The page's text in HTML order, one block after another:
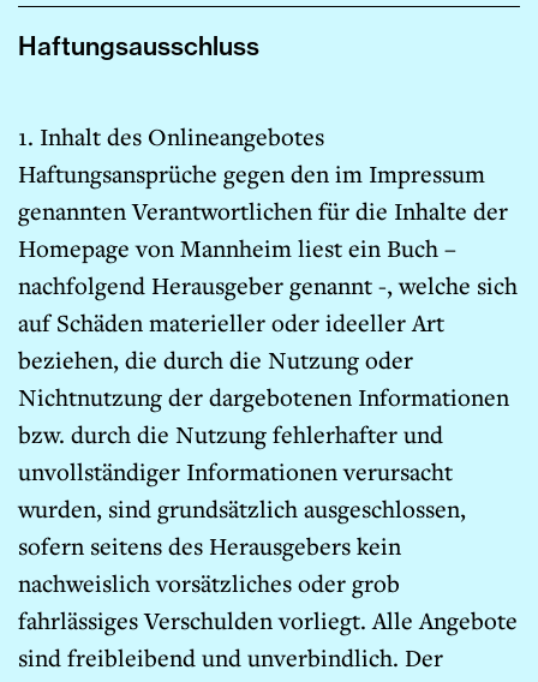
Haftungsausschluss
1. Inhalt des Onlineangebotes
Haftungsansprüche gegen den im Impressum
genannten Verantwortlichen für die Inhalte der
Homepage von Mannheim liest ein Buch –
nachfolgend Herausgeber genannt -, welche sich
auf Schäden materieller oder ideeller Art
beziehen, die durch die Nutzung oder
Nichtnutzung der dargebotenen Informationen
bzw. durch die Nutzung fehlerhafter und
unvollständiger Informationen verursacht
wurden, sind grundsätzlich ausgeschlossen,
sofern seitens des Herausgebers kein
nachweislich vorsätzliches oder grob
fahrlässiges Verschulden vorliegt. Alle Angebote
sind freibleibend und unverbindlich. Der